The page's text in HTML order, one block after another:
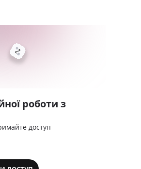
роботи з
доступ